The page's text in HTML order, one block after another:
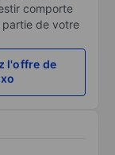
comporte
partie de votre
l'offre de